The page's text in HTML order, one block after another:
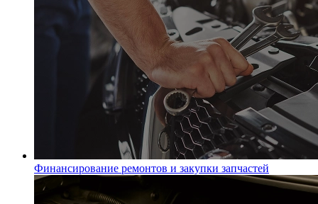
Финансирование ремонтов и закупки запчастей